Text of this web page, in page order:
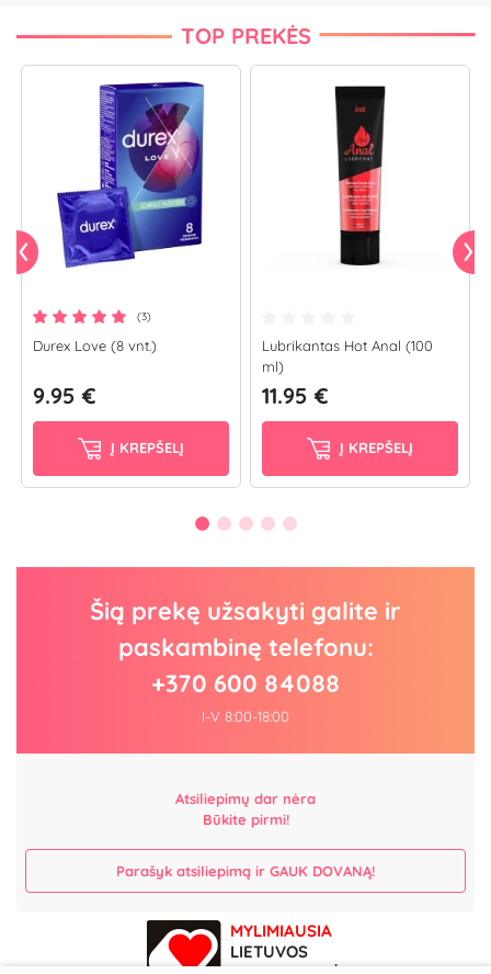
TOP PREKĖS
(3)
Durex Love (8 vnt.)
9.95 €
Į KREPŠELĮ
Lubrikantas Hot Anal (100
ml)
11.95 €
Į KREPŠELĮ
Šią prekę užsakyti galite ir
paskambinę telefonu:
+370 600 84088
I-V 8:00-18:00
Atsiliepimų dar nėra
Būkite pirmi!
Parašyk atsiliepimą ir GAUK DOVANĄ!
MYLIMIAUSIA
LIETUVOS